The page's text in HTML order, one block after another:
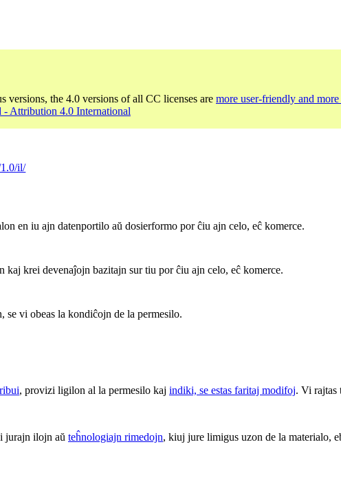
versions, the 4.0 versions of all CC licenses are more user-friendly and
- Attribution 4.0 International
1.0/il/
en iu ajn datenportilo aŭ dosierformo por ĉiu ajn celo, eĉ komerce.
krei devenaĵojn bazitajn sur tiu por ĉiu ajn celo, eĉ komerce.
vi obeas la kondiĉojn de la permesilo.
, provizi ligilon al la permesilo kaj indiki, se estas faritaj modifoj. Vi rajtas
jurajn ilojn aŭ teĥnologiajn rimedojn, kiuj jure limigus uzon de la materialo,